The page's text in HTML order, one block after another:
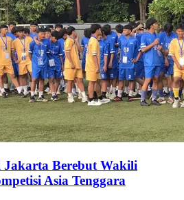
Berebut Wakili
Asia Tenggara